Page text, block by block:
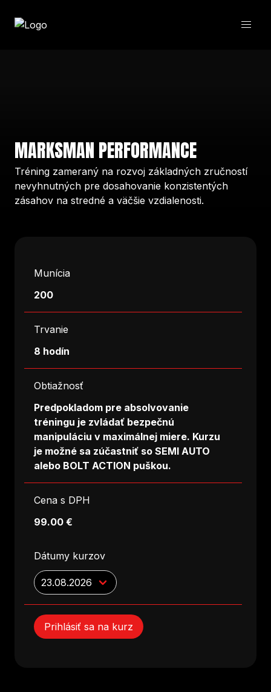
MARKSMAN PERFORMANCE
Tréning zameraný na rozvoj základných zručností
nevyhnutných pre dosahovanie konzistentých
zásahov na stredné a väčšie vzdialenosti.
Munícia
200
Trvanie
8 hodín
Obtiažnosť
Predpokladom pre absolvovanie
tréningu je zvládať bezpečnú
manipuláciu v maximálnej miere. Kurzu
je možné sa zúčastniť so SEMI AUTO
alebo BOLT ACTION puškou.
Cena s DPH
99.00 €
Dátumy kurzov
Prihlásiť sa na kurz